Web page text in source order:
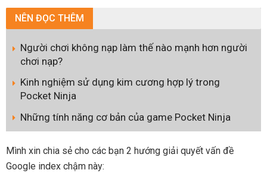
NÊN ĐỌC THÊM
Người chơi không nạp làm thế nào mạnh hơn người
chơi nạp?
Kinh nghiệm sử dụng kim cương hợp lý trong
Pocket Ninja
Những tính năng cơ bản của game Pocket Ninja
Mình xin chia sẻ cho các bạn 2 hướng giải quyết vấn đề
Google index chậm này: